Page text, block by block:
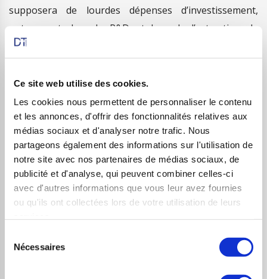
Ce site web utilise des cookies.
Les cookies nous permettent de personnaliser le contenu
et les annonces, d'offrir des fonctionnalités relatives aux
médias sociaux et d'analyser notre trafic. Nous
partageons également des informations sur l'utilisation de
notre site avec nos partenaires de médias sociaux, de
publicité et d'analyse, qui peuvent combiner celles-ci
avec d'autres informations que vous leur avez fournies
ou qu'ils ont collectées lors de votre utilisation de leurs
Nécessaires
supposera de lourdes dépenses d’investissement,
notamment dans la R&D et lors de l’extraction de
minerai. Le défi est immense : la sidérurgie, qui émet 7 à
industries les plus difficiles à décarboner.
Toutefois, la reprise économique est amorcée dans de
nombreuses régions du monde, bien qu’elle soit
disparate selon les pays et dépende fortement des
mesures de soutien public à l’investissement et de
l’évolution des conditions sanitaires. Néanmoins, à
l’heure actuelle, bien que la production des mines ait
notamment à la baisse de la demande en raison d’une